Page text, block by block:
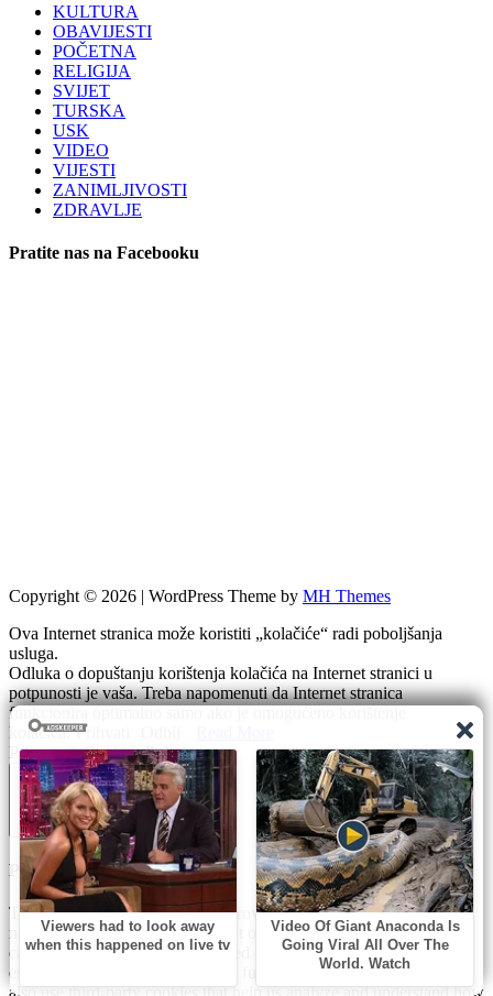
KULTURA
OBAVIJESTI
POČETNA
RELIGIJA
SVIJET
TURSKA
USK
VIDEO
VIJESTI
ZANIMLJIVOSTI
ZDRAVLJE
Pratite nas na Facebooku
Copyright © 2026 | WordPress Theme by MH Themes
Ova Internet stranica može koristiti „kolačiće“ radi poboljšanja
usluga.
Odluka o dopuštanju korištenja kolačića na Internet stranici u
potpunosti je vaša. Treba napomenuti da Internet stranica
funkcionira optimalno samo ako je omogućeno korištenje
kolačića. Prihvati
Privacy & Cookies Policy
Zatvori
Privacy Overview
This website uses cookies to improve your experience while you
navigate through the website. Out of these, the cookies that are
categorized as necessary are stored on your browser as they are
essential for the working of basic functionalities of the website. We